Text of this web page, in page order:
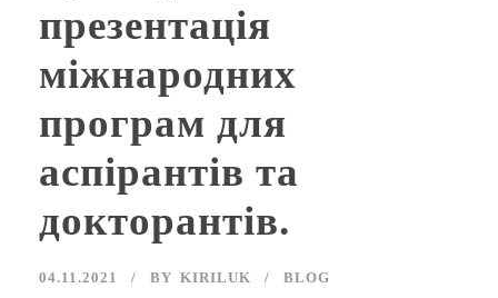
презентація
міжнародних
програм для
аспірантів та
докторантів.
04.11.2021 BY KIRILUK BLOG